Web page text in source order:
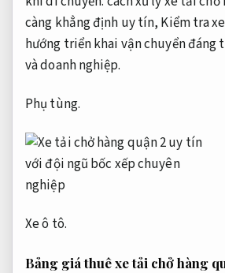
càng khẳng định uy tín, Kiểm tra
hướng triển khai vận chuyển đáng
và doanh nghiệp.
Phụ tùng.
Xe ô tô.
Bảng giá thuê xe tải chở hàng